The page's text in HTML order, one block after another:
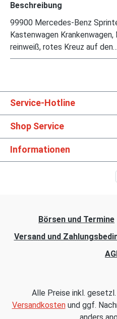
Beschreibung
99900 Mercedes-Benz
Kastenwagen
reinweiß, rotes Kreuz auf den…
Service-Hotline
Shop Service
Informationen
Börsen und Termine
Versand und
Alle Preise inkl.
Versandkostenund ggf.